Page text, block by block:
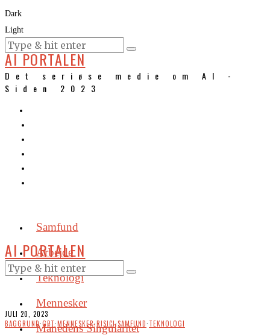
Dark
Light
KURSER
AI PORTALEN
Det seriøse medie om AI -
Siden 2023
Samfund
Arbejde
Teknologi
Mennesker
Månedens Singularitet
AI PORTALEN
JULI 20, 2023
BAGGRUND·GPT·MENNESKER·RISICI·SAMFUND·TEKNOLOGI